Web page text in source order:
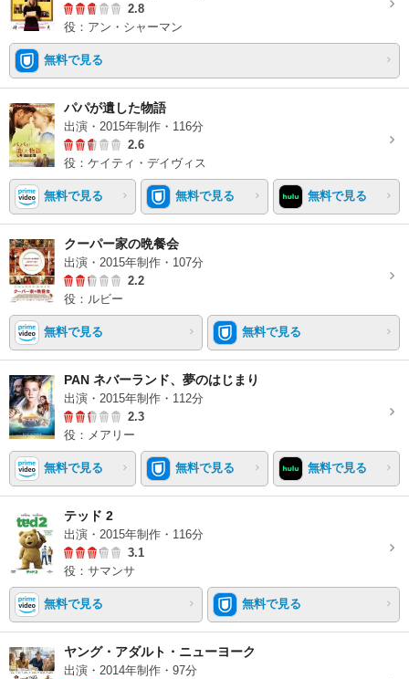
2.8
役：アン・シャーマン
無料で見る
パパが遺した物語
出演・2015年制作・116分
2.6
役：ケイティ・デイヴィス
無料で見る 無料で見る 無料で見る
クーパー家の晩餐会
出演・2015年制作・107分
2.2
役：ルビー
無料で見る 無料で見る
PAN ネバーランド、夢のはじまり
出演・2015年制作・112分
2.3
役：メアリー
無料で見る 無料で見る 無料で見る
テッド 2
出演・2015年制作・116分
3.1
役：サマンサ
無料で見る 無料で見る
ヤング・アダルト・ニューヨーク
出演・2014年制作・97分